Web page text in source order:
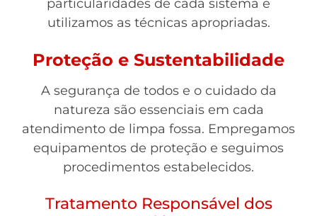
particularidades de cada sistema e
utilizamos as técnicas apropriadas.
Proteção e Sustentabilidade
A segurança de todos e o cuidado da
natureza são essenciais em cada
atendimento de limpa fossa. Empregamos
equipamentos de proteção e seguimos
procedimentos estabelecidos.
Tratamento Responsável dos